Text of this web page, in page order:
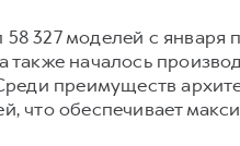
58 327 моделей с января
также началось
преимуществ
что обеспечивает